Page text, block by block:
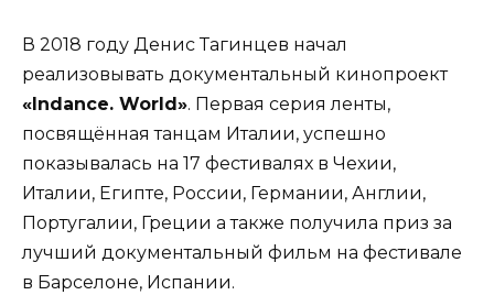
В 2018 году Денис Тагинцев начал
реализовывать документальный кинопроект
«Indance. World». Первая серия ленты,
посвящённая танцам Италии, успешно
показывалась на 17 фестивалях в Чехии,
Италии, Египте, России, Германии, Англии,
Португалии, Греции а также получила приз за
лучший документальный фильм на фестивале
в Барселоне, Испании.